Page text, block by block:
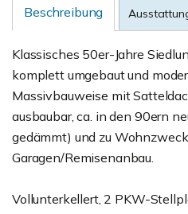
Beschreibung
Klassisches 50er-Jahre
komplett umgebaut und
Massivbauweise mit
ausbaubar, ca. in den 90ern
gedämmt) und zu
Garagen/Remisenanbau.
Vollunterkellert, 2 PKW-